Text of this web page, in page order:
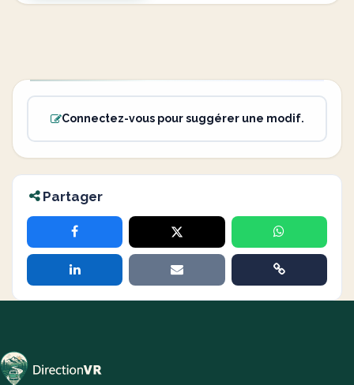
Connectez-vous pour suggérer une modif.
Partager